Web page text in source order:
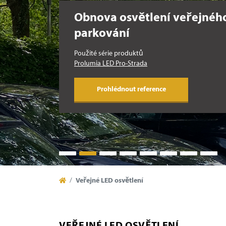
Obnova osvětlení
parkování
Použité série produktů
Prolumia LED Pro-Strada
Prohlédnout reference
Veřejné LED osvětlení